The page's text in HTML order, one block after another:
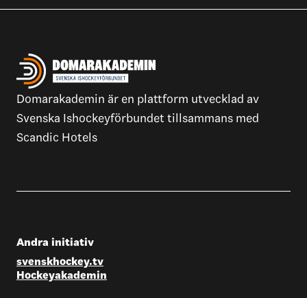
Domarakademin är en plattform utvecklad av
Svenska Ishockeyförbundet tillsammans med
Scandic Hotels
Andra initiativ
svenskhockey.tv
Hockeyakademin